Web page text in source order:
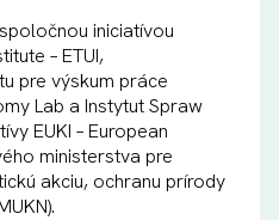
iniciatívou
– ETUI,
pre výskum práce
Lab a Instytut Spraw
EUKI – European
ministerstva pre
akciu, ochranu prírody